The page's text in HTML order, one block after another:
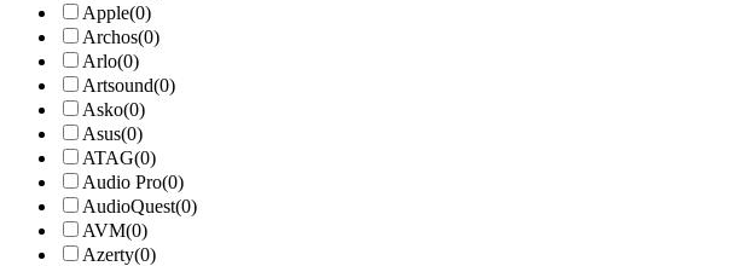
Apple(0)
Archos(0)
Arlo(0)
Artsound(0)
Asko(0)
Asus(0)
ATAG(0)
Audio Pro(0)
AudioQuest(0)
AVM(0)
Azerty(0)